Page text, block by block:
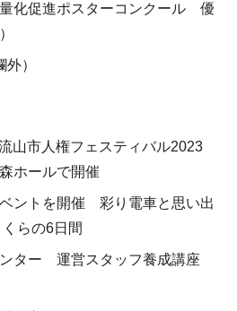
化促進ポスターコンクール 優
）
山市人権フェスティバル2023
ホールで開催
ントを開催 彩り電車と思い出
らの6日間
ター 運営スタッフ養成講座